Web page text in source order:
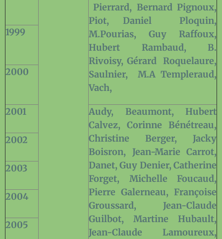
Pierrard, Bernard Pignoux,
Piot, Daniel
Ploquin,
M.Pourias, Guy Raffoux,
Hubert
Rambaud,
B.
Rivoisy, Gérard
Roquelaure,
Saulnier,
M.A Templeraud,
Vach,
1999
2000
2001
Audy, Beaumont, Hubert
Calvez, Corinne Bénétreau,
Christine Berger, Jacky
Boisron, Jean-Marie Carrot,
Danet, Guy Denier, Catherine
Forget, Michelle Foucaud,
Pierre Galerneau, Françoise
Groussard, Jean-Claude
Guilbot, Martine Hubault,
Jean-Claude Lamoureux,
2002
2003
2004
2005